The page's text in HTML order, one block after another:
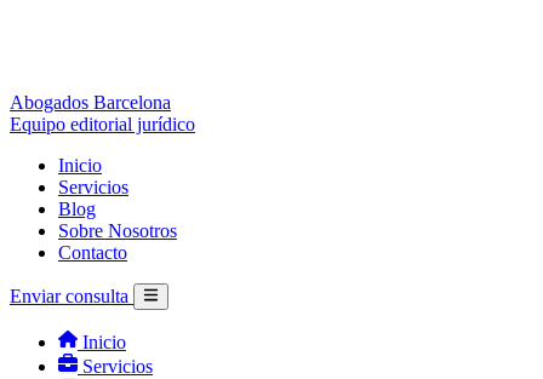
Abogados Barcelona
Equipo editorial jurídico
Inicio
Servicios
Blog
Sobre Nosotros
Contacto
Enviar consulta
Inicio
Servicios